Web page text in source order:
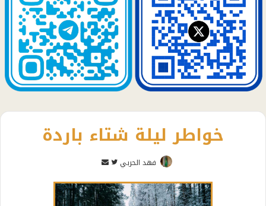
خواطر ليلة شتاء باردة
فهد الحربي
تابع
تويتر
أرسل
إلكترونيا